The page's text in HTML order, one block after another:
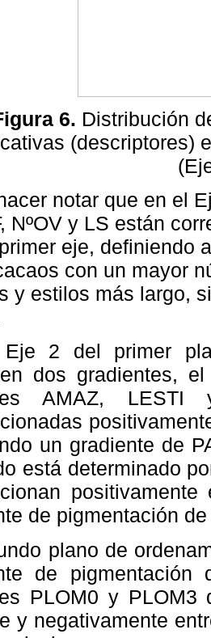
6. Distribución
(descriptores)
notar que en el
NºOV y LS están
eje, definiendo
con un mayor
y estilos más largo,
2 del primer
dos gradientes,
AMAZ,
un gradiente de
está determinado
de pigmentación
plano de
de
PLOM0 y PLOM3
y negativamente